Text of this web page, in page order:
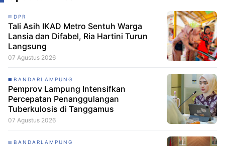
DPR
Tali Asih IKAD Metro Sentuh Warga
Lansia dan Difabel, Ria Hartini Turun
Langsung
07 Agustus 2026
BANDARLAMPUNG
Pemprov Lampung Intensifkan
Percepatan Penanggulangan
Tuberkulosis di Tanggamus
07 Agustus 2026
BANDARLAMPUNG